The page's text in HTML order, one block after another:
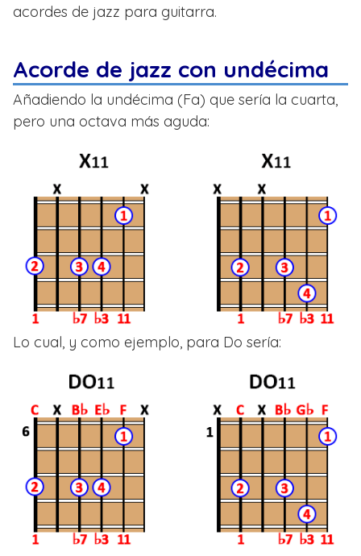
acordes de jazz para guitarra.
Acorde de jazz con undécima
Añadiendo la undécima (Fa) que sería la cuarta,
pero una octava más aguda:
Lo cual, y como ejemplo, para Do sería: